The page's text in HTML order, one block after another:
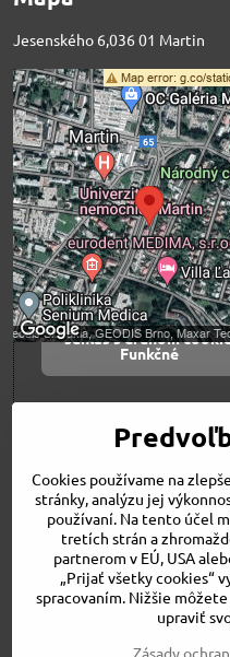
Jesenského 6,036 01 Martin
Externý obsah
blokovaný
súkromia
Prajete si načítať externý
Povoliť tentokrát
Povoliť a zapamätať -
súhlas s druhom
Funkčné
Otvoriť obsah v novom
Novinky
Niečo o nás
Naša ponuka
Veľkostné tabuľky
Obchodné podmienky
Kontakt
Cookies používame na
stránky, analýzu jej
používaní. Na tento účel
tretích strán a
partnerom v EÚ, USA
„Prijať všetky cookies“
spracovaním. Nižšie
upraviť
Zásady